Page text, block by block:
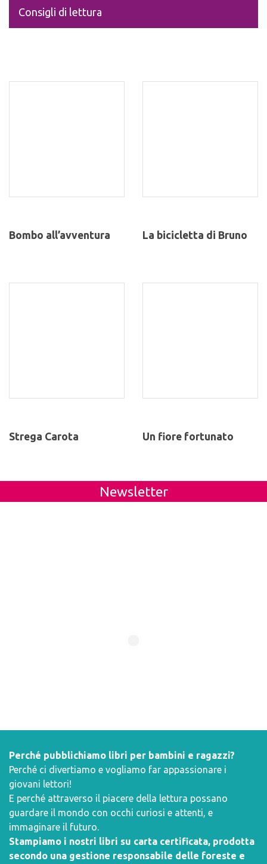
Consigli di lettura
Bombo all’avventura La bicicletta di Bruno
Strega Carota Un fiore fortunato
Newsletter
Perché pubblichiamo libri per bambini e ragazzi?
Perché ci divertiamo e vogliamo far appassionare i
giovani lettori!
E perché attraverso il piacere della lettura possano
guardare il mondo con occhi curiosi e attenti, e
immaginare il futuro.
Stampiamo i nostri libri su carta certificata, prodotta
secondo una gestione responsabile delle foreste e